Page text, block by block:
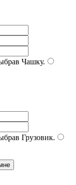
Чашку.
Грузовик.